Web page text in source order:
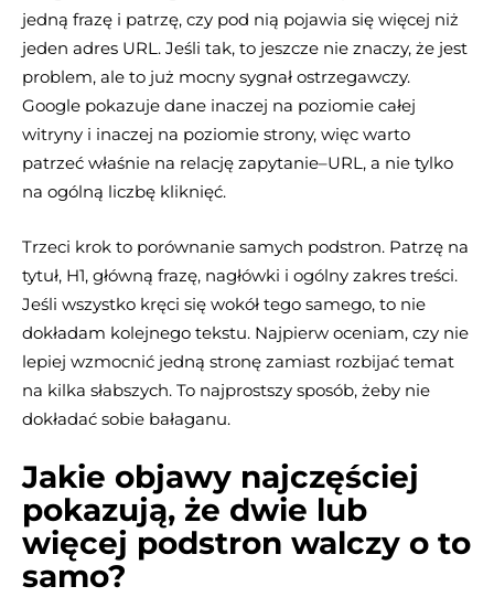
jedną frazę i patrzę, czy pod nią pojawia się więcej niż
jeden adres URL. Jeśli tak, to jeszcze nie znaczy, że jest
problem, ale to już mocny sygnał ostrzegawczy.
Google pokazuje dane inaczej na poziomie całej
witryny i inaczej na poziomie strony, więc warto
patrzeć właśnie na relację zapytanie–URL, a nie tylko
na ogólną liczbę kliknięć.
Trzeci krok to porównanie samych podstron. Patrzę na
tytuł, H1, główną frazę, nagłówki i ogólny zakres treści.
Jeśli wszystko kręci się wokół tego samego, to nie
dokładam kolejnego tekstu. Najpierw oceniam, czy nie
lepiej wzmocnić jedną stronę zamiast rozbijać temat
na kilka słabszych. To najprostszy sposób, żeby nie
dokładać sobie bałaganu.
Jakie objawy najczęściej
pokazują, że dwie lub
więcej podstron walczy o to
samo?